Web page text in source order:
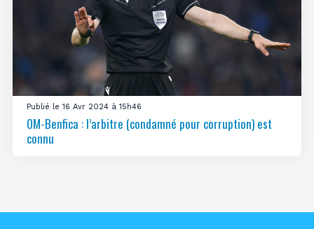
Publié le 16 Avr 2024 à 15h46
OM-Benfica : l’arbitre (condamné pour corruption) est
connu